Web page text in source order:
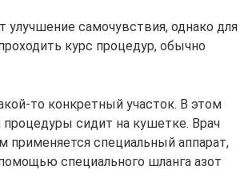
самочувствия, однако для
курс процедур, обычно
то конкретный участок. В этом
сидит на кушетке. Врач
применяется специальный аппарат,
специального шланга азот